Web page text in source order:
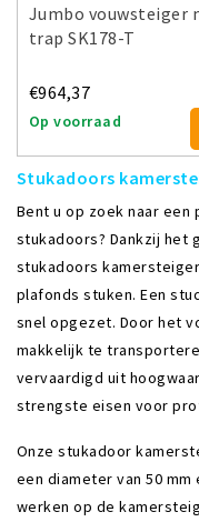
Jumbo vouwsteiger
trap SK178-T
€964,37
Op voorraad
Stukadoors
Bent u op zoek naar
stukadoors? Dankzij het
stukadoors
plafonds stuken. Een
snel opgezet. Door het
makkelijk te
vervaardigd uit
strengste eisen voor
Onze stukadoor
een diameter van 50
werken op de